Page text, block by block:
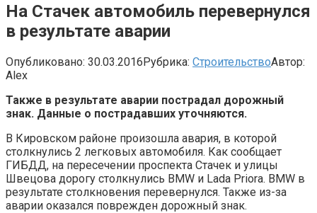
На Стачек автомобиль перевернулся
в результате аварии
Опубликовано: 30.03.2016Рубрика: СтроительствоАвтор:
Alex
Также в результате аварии пострадал дорожный
знак. Данные о пострадавших уточняются.
В Кировском районе произошла авария, в которой
столкнулись 2 легковых автомобиля. Как сообщает
ГИБДД, на пересечении проспекта Стачек и улицы
Швецова дорогу столкнулись BMW и Lada Priora. BMW в
результате столкновения перевернулся. Также из-за
аварии оказался поврежден дорожный знак.